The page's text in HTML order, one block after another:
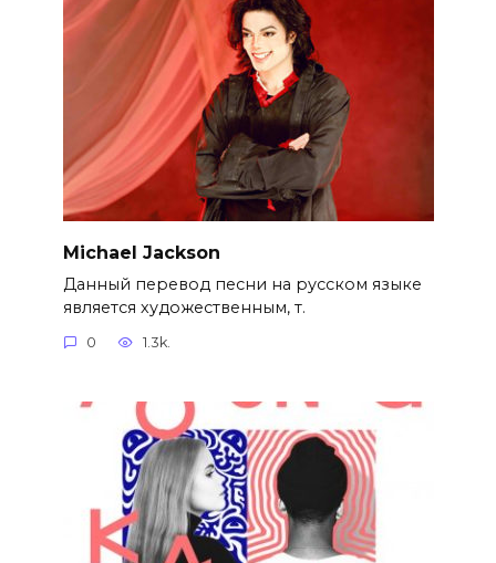
Michael Jackson
Данный перевод песни на русском языке
является художественным, т.
0 1.3k.